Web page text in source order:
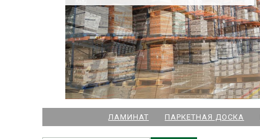
НАШИ МАГАЗИНЫ
ЛАМИНАТ ПАРКЕТНАЯ ДОСКА